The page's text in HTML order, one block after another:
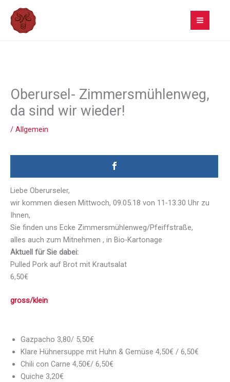
Inhalt
springen
Oberursel- Zimmersmühlenweg,
da sind wir wieder!
/ Allgemein
Liebe Oberurseler,
wir kommen diesen Mittwoch, 09.05.18 von 11-13.30 Uhr zu
Ihnen,
Sie finden uns Ecke Zimmersmühlenweg/Pfeiffstraße,
alles auch zum Mitnehmen , in Bio-Kartonage
Aktuell für Sie dabei:
Pulled Pork auf Brot mit Krautsalat
6,50€
gross/klein
Gazpacho 3,80/ 5,50€
Klare Hühnersuppe mit Huhn & Gemüse 4,50€ / 6,50€
Chili con Carne 4,50€/ 6,50€
Quiche 3,20€